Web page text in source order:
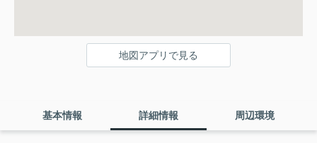
地図アプリで見る
基本情報 詳細情報 周辺環境